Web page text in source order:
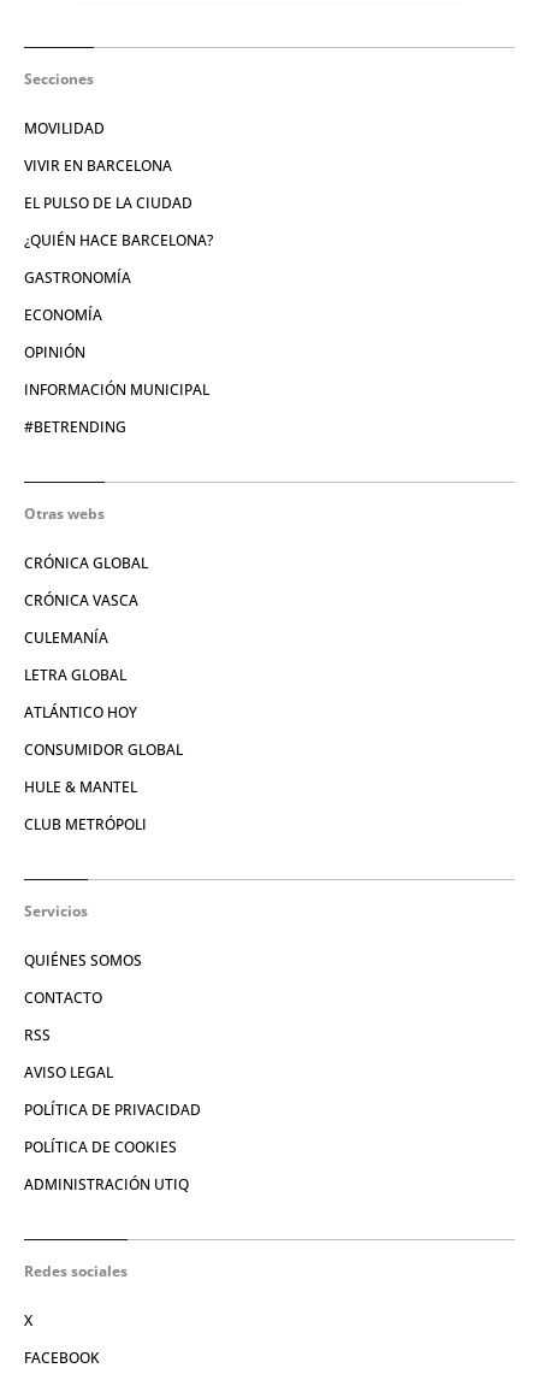
Secciones
MOVILIDAD
VIVIR EN BARCELONA
EL PULSO DE LA CIUDAD
¿QUIÉN HACE BARCELONA?
GASTRONOMÍA
ECONOMÍA
OPINIÓN
INFORMACIÓN MUNICIPAL
#BETRENDING
Otras webs
CRÓNICA GLOBAL
CRÓNICA VASCA
CULEMANÍA
LETRA GLOBAL
ATLÁNTICO HOY
CONSUMIDOR GLOBAL
HULE & MANTEL
CLUB METRÓPOLI
Servicios
QUIÉNES SOMOS
CONTACTO
RSS
AVISO LEGAL
POLÍTICA DE PRIVACIDAD
POLÍTICA DE COOKIES
ADMINISTRACIÓN UTIQ
Redes sociales
X
FACEBOOK